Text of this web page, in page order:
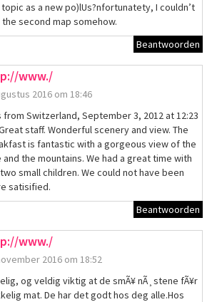
as a new po)lUs?nfortunatety, I couldn’t
second map somehow.
Beantwoorden
www./
2016 om 18:46
from Switzerland, September 3, 2012 at 12:23
staff. Wonderful scenery and view. The
is fantastic with a gorgeous view of the
and the mountains. We had a great time with
small children. We could not have been
satisified.
Beantwoorden
www./
2016 om 18:52
og veldig viktig at de smÃ¥ nÃ¸stene fÃ¥r
mat. De har det godt hos deg alle.Hos